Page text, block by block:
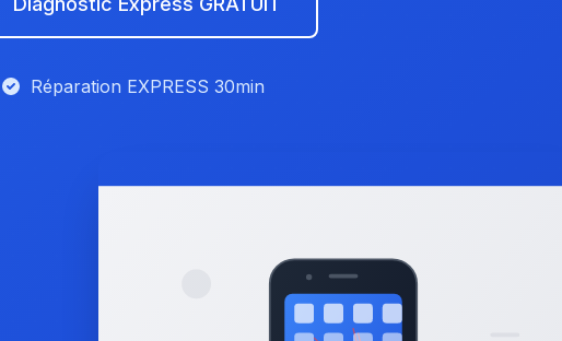
Réparation EXPRESS 30min